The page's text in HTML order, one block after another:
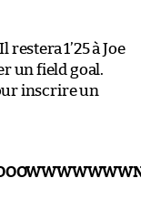
1’25 à Joe
un field goal.
inscrire un